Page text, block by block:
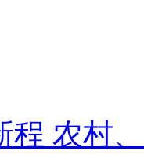
程 农村